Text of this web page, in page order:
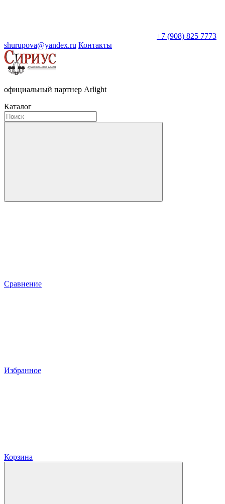
+7 (908) 825 7773
shurupova@yandex.ru Контакты
официальный партнер Arlight
Каталог
Сравнение
Избранное
Корзина